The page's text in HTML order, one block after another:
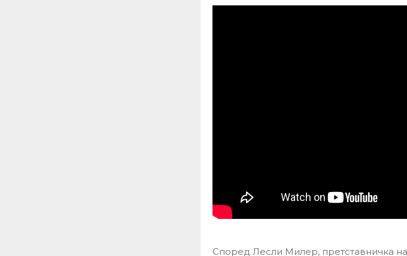
Според Лесли Милер, претставничка